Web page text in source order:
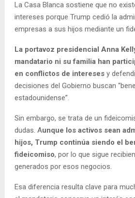
La Casa Blanca sostiene que no
intereses porque Trump cedió la
empresas a sus hijos mediante un
La portavoz presidencial Anna
mandatario ni su familia han
en conflictos de intereses y
decisiones del Gobierno buscan
estadounidense”.
Sin embargo, se trata de un
dudas. Aunque los activos sean
hijos, Trump continúa siendo el
fideicomiso, por lo que sigue
generados por esos negocios.
Esa diferencia resulta clave para